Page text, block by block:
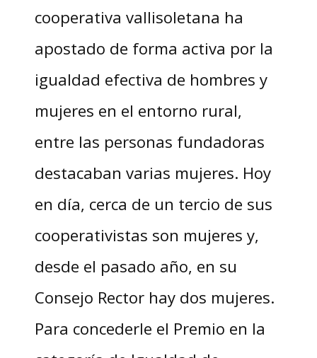
cooperativa vallisoletana ha
apostado de forma activa por la
igualdad efectiva de hombres y
mujeres en el entorno rural,
entre las personas fundadoras
destacaban varias mujeres. Hoy
en día, cerca de un tercio de sus
cooperativistas son mujeres y,
desde el pasado año, en su
Consejo Rector hay dos mujeres.
Para concederle el Premio en la